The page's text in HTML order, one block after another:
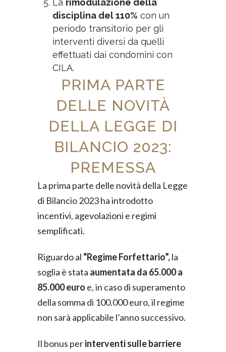
La rimodulazione della
disciplina del 110% con un
periodo transitorio per gli
interventi diversi da quelli
effettuati dai condomini con
CILA.
PRIMA PARTE
DELLE NOVITÀ
DELLA LEGGE DI
BILANCIO 2023:
PREMESSA
La prima parte delle novità della Legge
di Bilancio 2023 ha introdotto
incentivi, agevolazioni e regimi
semplificati.
Riguardo al “Regime Forfettario”,la
soglia è stata aumentata da 65.000 a
85.000 euro e, in caso di superamento
della somma di 100.000 euro, il regime
non sarà applicabile l’anno successivo.
Il bonus perinterventi sulle barriere